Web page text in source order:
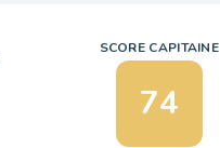
SCORE CAPITAINE
74